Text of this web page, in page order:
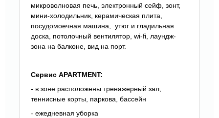
микроволновая печь, электронный сейф, зонт,
мини-холодильник, керамическая плита,
посудомоечная машина, утюг и гладильная
доска, потолочный вентилятор, wi-fi, лаундж-
зона на балконе, вид на порт.
Сервис APARTMENT:
- в зоне расположены тренажерный зал,
теннисные корты, паркова, бассейн
- ежедневная уборка